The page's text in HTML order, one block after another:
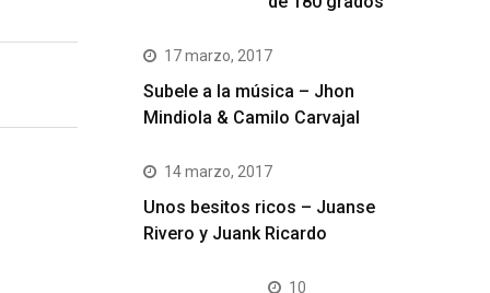
17 marzo, 2017
Subele a la música – Jhon
Mindiola & Camilo Carvajal
14 marzo, 2017
Unos besitos ricos – Juanse
Rivero y Juank Ricardo
10